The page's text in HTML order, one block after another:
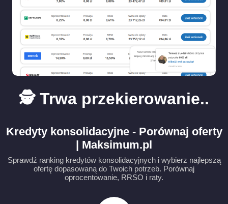
🕵️ Trwa przekierowanie..
Kredyty konsolidacyjne - Porównaj oferty
| Maksimum.pl
Sprawdź ranking kredytów konsolidacyjnych i wybierz najlepszą
ofertę dopasowaną do Twoich potrzeb. Porównaj
oprocentowanie, RRSO i raty.